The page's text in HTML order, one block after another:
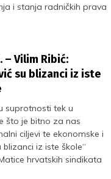
i stanja radničkih prava
– Vilim Ribić:
su blizanci iz iste
suprotnosti tek u
što je bitno za nas
ciljevi te ekonomske i
iz iste škole“
hrvatskih sindikata